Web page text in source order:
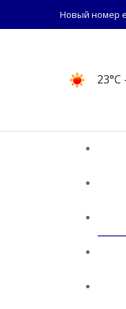
Новый номер
23°C